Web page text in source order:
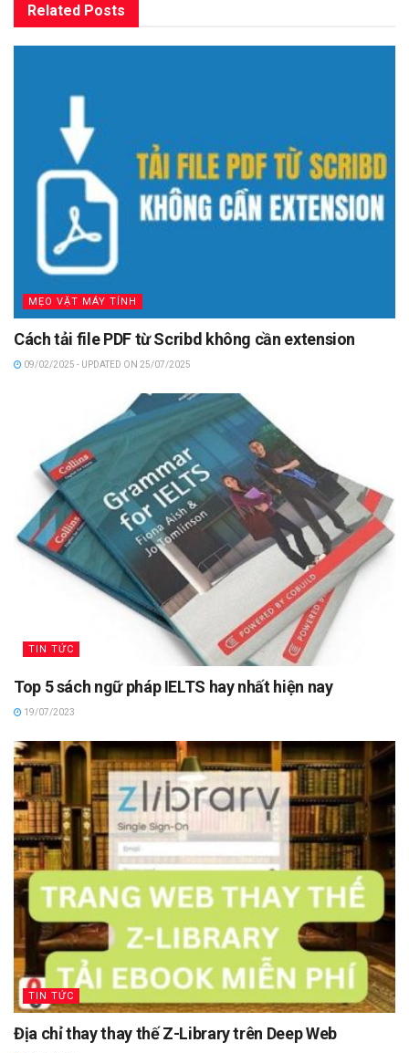
Related Posts
MẸO VẶT MÁY TÍNH
Cách tải file PDF từ Scribd không cần extension
09/02/2025 - UPDATED ON 25/07/2025
TIN TỨC
Top 5 sách ngữ pháp IELTS hay nhất hiện nay
19/07/2023
TIN TỨC
Địa chỉ thay thay thế Z-Library trên Deep Web